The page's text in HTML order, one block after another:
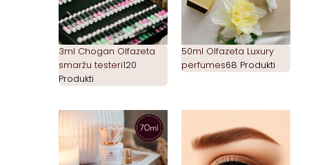
3ml Chogan Olfazeta
smaržu testeri120
Produkti
50ml Olfazeta Luxury
perfumes68 Produkti